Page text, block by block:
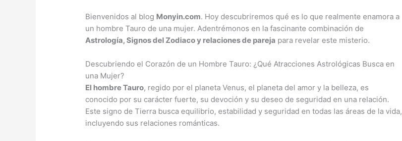
Bienvenidos al blog Monyin.com. Hoy descubriremos qué es lo que realmente enamora a
un hombre Tauro de una mujer. Adentrémonos en la fascinante combinación de
Astrología, Signos del Zodiaco y relaciones de pareja para revelar este misterio.
Descubriendo el Corazón de un Hombre Tauro: ¿Qué Atracciones Astrológicas Busca en
una Mujer?
El hombre Tauro, regido por el planeta Venus, el planeta del amor y la belleza, es
conocido por su carácter fuerte, su devoción y su deseo de seguridad en una relación.
Este signo de Tierra busca equilibrio, estabilidad y seguridad en todas las áreas de la vida,
incluyendo sus relaciones románticas.